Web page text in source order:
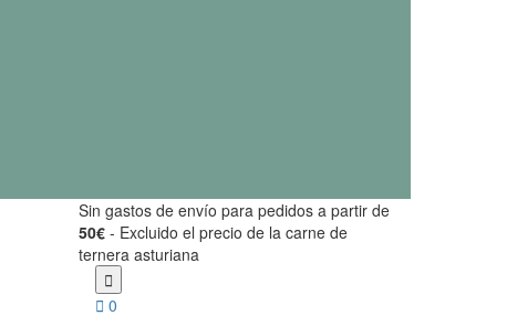
Sin gastos de envío para pedidos a partir de
50€ - Excluido el precio de la carne de
ternera asturiana

 0